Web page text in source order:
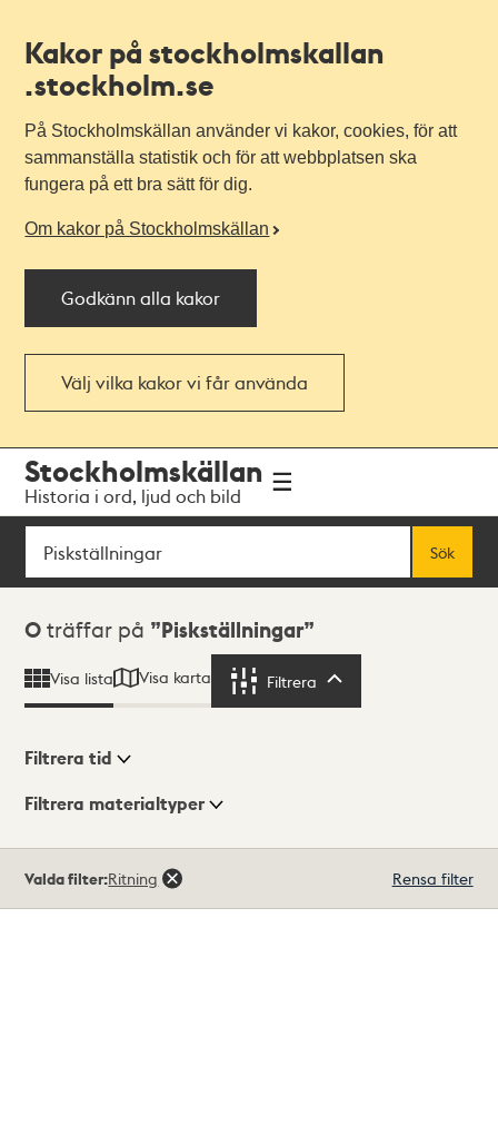
Kakor på stockholmskallan
.stockholm.se
På Stockholmskällan använder vi kakor, cookies, för att
sammanställa statistik och för att webbplatsen ska
fungera på ett bra sätt för dig.
Om kakor på Stockholmskällan
Godkänn alla kakor
Välj vilka kakor vi får använda
navigationen
huvudinnehållet
Stockholmskällan
Historia i ord, ljud och bild
Sök
Sök
Sökresultat
0 träffar på Piskställningar
Visa lista Visa karta Filtrera
Visningsläge
Filtrera tid
Filtrera materialtyper
träffar
Valda filter:Ritning Rensa filter